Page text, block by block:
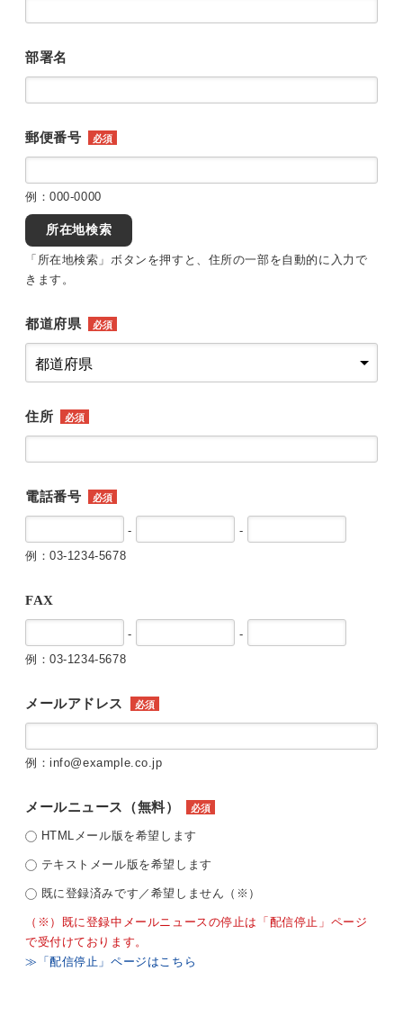
部署名
郵便番号 必須
例：000-0000
所在地検索
「所在地検索」ボタンを押すと、住所の一部を自動的に入力で
きます。
都道府県 必須
住所 必須
電話番号 必須
-
-
例：03-1234-5678
FAX
-
-
例：03-1234-5678
メールアドレス 必須
例：info@example.co.jp
メールニュース（無料） 必須
HTMLメール版を希望します
テキストメール版を希望します
既に登録済みです／希望しません（※）
（※）既に登録中メールニュースの停止は「配信停止」ページ
で受付けております。
≫「配信停止」ページはこちら